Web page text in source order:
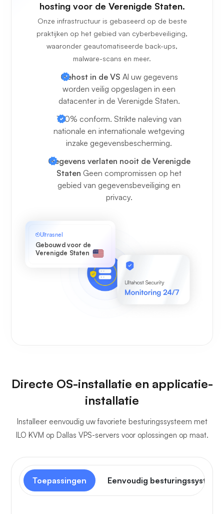
hosting voor de Verenigde Staten.
Onze infrastructuur is gebaseerd op de beste
praktijken op het gebied van cyberbeveiliging,
waaronder geautomatiseerde back-ups,
malware-scans en meer.
Gehost in de VS Al uw gegevens
worden veilig opgeslagen in een
datacenter in de Verenigde Staten.
100% conform. Strikte naleving van
nationale en internationale wetgeving
inzake gegevensbescherming.
Gegevens verlaten nooit de Verenigde
Staten Geen compromissen op het
gebied van gegevensbeveiliging en
privacy.
Ultrasnel
Gebouwd voor de
Verenigde Staten
Directe OS-installatie en applicatie-
installatie
Installeer eenvoudig uw favoriete besturingssysteem met
ILO KVM op Dallas VPS-servers voor oplossingen op maat.
Toepassingen Eenvoudig besturingssysteem